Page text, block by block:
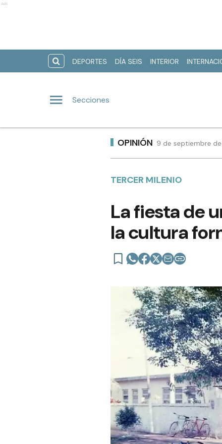
Ads
DEPORTES DÍA SEIS INTERIOR
Secciones
OPINIÓN 9 de septiembre
TERCER MILENIO
La fiesta de
la cultura